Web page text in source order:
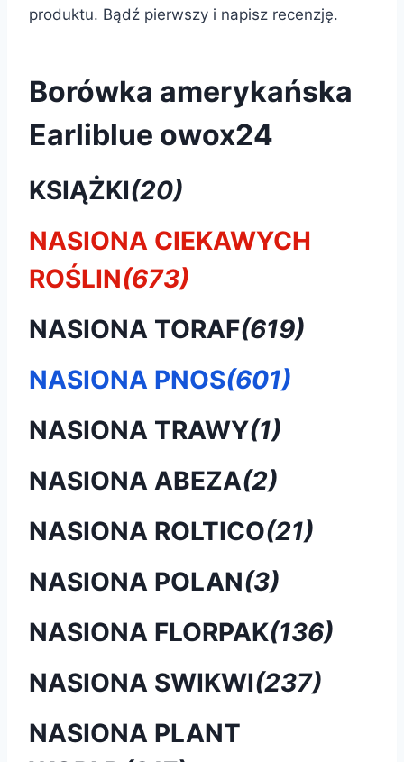
produktu. Bądź pierwszy i napisz recenzję.
Borówka amerykańska
Earliblue owox24
KSIĄŻKI(20)
NASIONA CIEKAWYCH
ROŚLIN(673)
NASIONA TORAF(619)
NASIONA PNOS(601)
NASIONA TRAWY(1)
NASIONA ABEZA(2)
NASIONA ROLTICO(21)
NASIONA POLAN(3)
NASIONA FLORPAK(136)
NASIONA SWIKWI(237)
NASIONA PLANT